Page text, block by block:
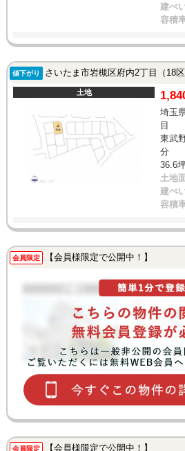
建ぺ
容積
値下がり さいたま市岩槻区府内2丁目（18区
土地
埼玉
目
東武
分
36.6
土地
建ぺ
容積
会員限定 【会員様限定で公開中！】
会員限定 【会員様限定で公開中！】